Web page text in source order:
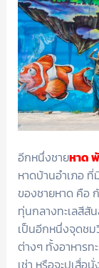
อีกหนึ่งชายหาด
หาดบ้านอำเภอ
ของชายหาด คือ
ทุ่นกลางทะเลสีสั
เป็นอีกหนึ่งจุดชม
ต่างๆ ทั้งอาหารท
เช่า หรือจะปูเสื่อ